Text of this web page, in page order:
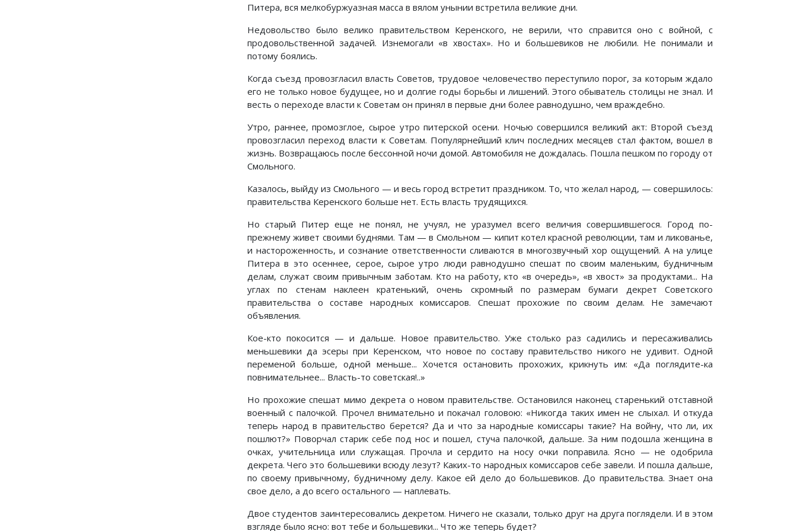
Питера, вся мелкобуржуазная масса в вялом унынии встретила великие дни.
Недовольство было велико правительством Керенского, не верили, что справится оно с войной, с
продовольственной задачей. Изнемогали «в хвостах». Но и большевиков не любили. Не понимали и
потому боялись.
Когда съезд провозгласил власть Советов, трудовое человечество переступило порог, за которым ждало
его не только новое будущее, но и долгие годы борьбы и лишений. Этого обыватель столицы не знал. И
весть о переходе власти к Советам он принял в первые дни более равнодушно, чем враждебно.
Утро, раннее, промозглое, сырое утро питерской осени. Ночью совершился великий акт: Второй съезд
провозгласил переход власти к Советам. Популярнейший клич последних месяцев стал фактом, вошел в
жизнь. Возвращаюсь после бессонной ночи домой. Автомобиля не дождалась. Пошла пешком по городу от
Смольного.
Казалось, выйду из Смольного — и весь город встретит праздником. То, что желал народ, — совершилось:
правительства Керенского больше нет. Есть власть трудящихся.
Но старый Питер еще не понял, не учуял, не уразумел всего величия совершившегося. Город по-
прежнему живет своими буднями. Там — в Смольном — кипит котел красной революции, там и ликованье,
и настороженность, и сознание ответственности сливаются в многозвучный хор ощущений. А на улице
Питера в это осеннее, серое, сырое утро люди равнодушно спешат по своим маленьким, будничным
делам, служат своим привычным заботам. Кто на работу, кто «в очередь», «в хвост» за продуктами... На
углах по стенам наклеен кратенький, очень скромный по размерам бумаги декрет Советского
правительства о составе народных комиссаров. Спешат прохожие по своим делам. Не замечают
объявления.
Кое-кто покосится — и дальше. Новое правительство. Уже столько раз садились и пересаживались
меньшевики да эсеры при Керенском, что новое по составу правительство никого не удивит. Одной
переменой больше, одной меньше... Хочется остановить прохожих, крикнуть им: «Да поглядите-ка
повнимательнее... Власть-то советская!..»
Но прохожие спешат мимо декрета о новом правительстве. Остановился наконец старенький отставной
военный с палочкой. Прочел внимательно и покачал головою: «Никогда таких имен не слыхал. И откуда
теперь народ в правительство берется? Да и что за народные комиссары такие? На войну, что ли, их
пошлют?» Поворчал старик себе под нос и пошел, стуча палочкой, дальше. За ним подошла женщина в
очках, учительница или служащая. Прочла и сердито на носу очки поправила. Ясно — не одобрила
декрета. Чего это большевики всюду лезут? Каких-то народных комиссаров себе завели. И пошла дальше,
по своему привычному, будничному делу. Какое ей дело до большевиков. До правительства. Знает она
свое дело, а до всего остального — наплевать.
Двое студентов заинтересовались декретом. Ничего не сказали, только друг на друга поглядели. И в этом
взгляде было ясно: вот тебе и большевики... Что же теперь будет?